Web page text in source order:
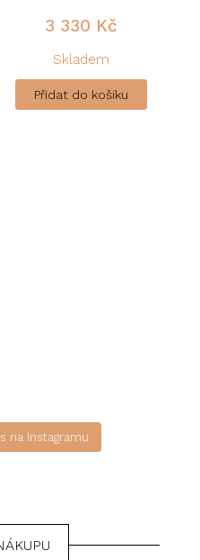
3 330 Kč
Skladem
Přidat do košíku
na Instagramu